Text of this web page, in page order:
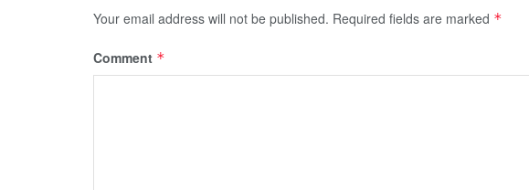
Your email address will not be published. Required fields are marked *
Comment *